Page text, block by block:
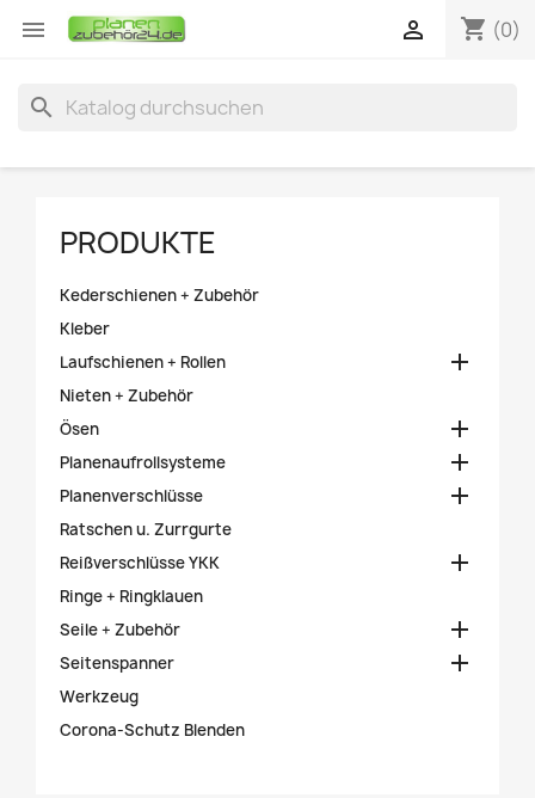
 shopping_cart (0)

search
PRODUKTE
Kederschienen + Zubehör
Kleber
Laufschienen + Rollen

Nieten + Zubehör
Ösen

Planenaufrollsysteme 
Planenverschlüsse 
Ratschen u. Zurrgurte
Reißverschlüsse YKK

Ringe + Ringklauen
Seile + Zubehör

Seitenspanner 
Werkzeug
Corona-Schutz Blenden